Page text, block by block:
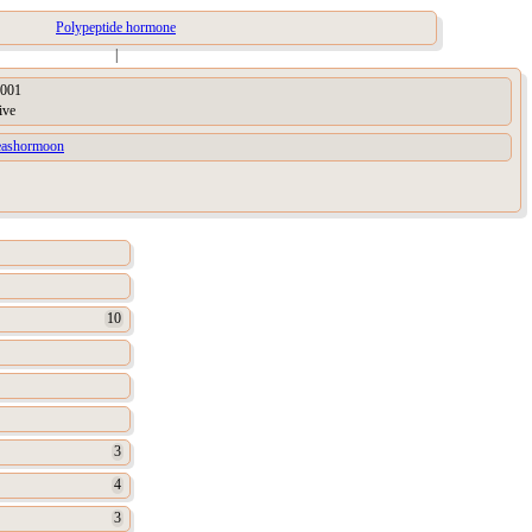
Polypeptide hormone
|
10
3
4
3